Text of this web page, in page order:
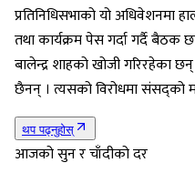
प्रतिनिधिसभाको यो अधिवेशनमा
तथा कार्यक्रम पेस गर्दा गर्दै बैठक
बालेन्द्र शाहको खोजी गरिरहेका
छैनन् । त्यसको विरोधमा संसद्को
थप पढ्नुहोस्
आजको सुन र चाँदीको दर